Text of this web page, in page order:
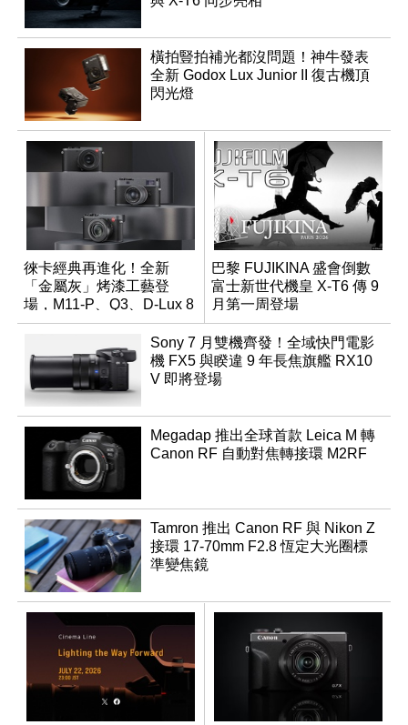
橫拍豎拍補光都沒問題！神牛發表
全新 Godox Lux Junior II 復古機頂
閃光燈
徠卡經典再進化！全新
「金屬灰」烤漆工藝登
場，M11-P、Q3、D-Lux 8
領銜換裝
巴黎 FUJIKINA 盛會倒數
富士新世代機皇 X-T6 傳 9
月第一周登場
Sony 7 月雙機齊發！全域快門電影
機 FX5 與睽違 9 年長焦旗艦 RX10
V 即將登場
Megadap 推出全球首款 Leica M 轉
Canon RF 自動對焦轉接環 M2RF
Tamron 推出 Canon RF 與 Nikon Z
接環 17-70mm F2.8 恆定大光圈標
準變焦鏡